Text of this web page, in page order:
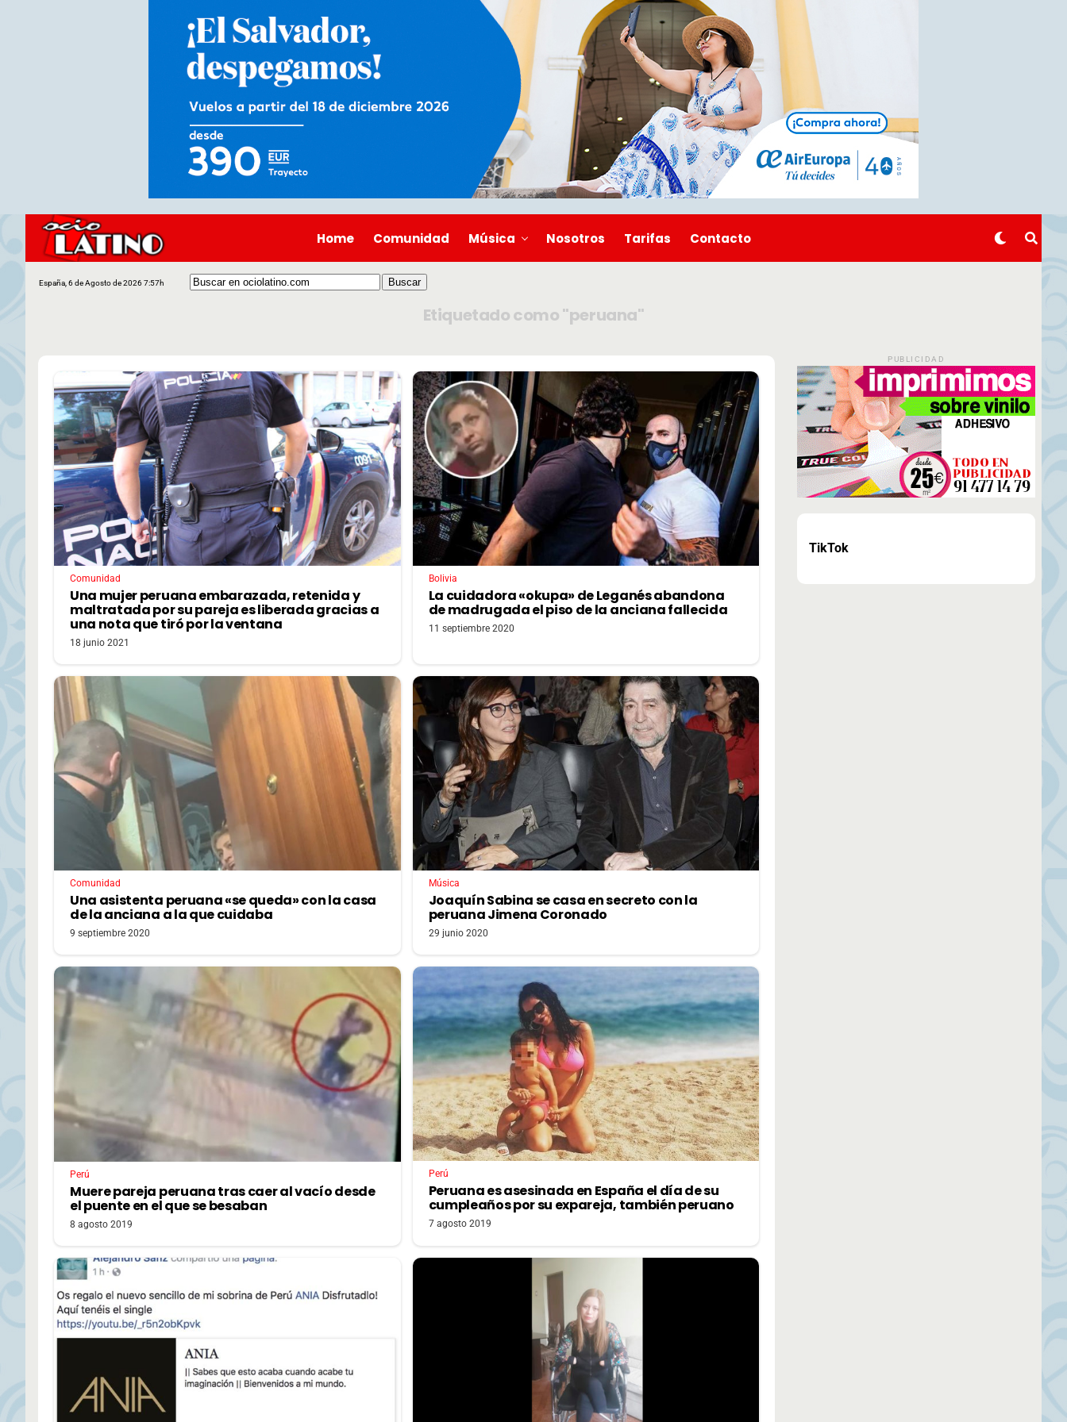
Home Comunidad Música Nosotros Tarifas Contacto
España, 6 de Agosto de 2026 7:57h
Etiquetado como "peruana"
Comunidad
Una mujer peruana embarazada, retenida y
maltratada por su pareja es liberada gracias a
una nota que tiró por la ventana
18 junio 2021
Bolivia
La cuidadora «okupa» de Leganés abandona
de madrugada el piso de la anciana fallecida
11 septiembre 2020
Comunidad
Una asistenta peruana «se queda» con la casa
de la anciana a la que cuidaba
9 septiembre 2020
Música
Joaquín Sabina se casa en secreto con la
peruana Jimena Coronado
29 junio 2020
Perú
Muere pareja peruana tras caer al vacío desde
el puente en el que se besaban
8 agosto 2019
Perú
Peruana es asesinada en España el día de su
cumpleaños por su expareja, también peruano
7 agosto 2019
PUBLICIDAD
TikTok